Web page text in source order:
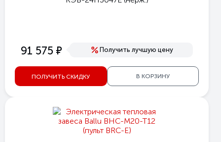
91 575 е Получить лучшую цену
ПОЛУЧИТЬ СКИДКУ В КОРЗИНУ